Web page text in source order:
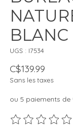
BLANC
UGS : I7534
C$139.99
Sans les taxes
ou 5 paiements de
Ce produit est